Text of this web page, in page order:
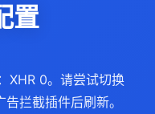
置
XHR 0。请尝试切换
拦截插件后刷新。